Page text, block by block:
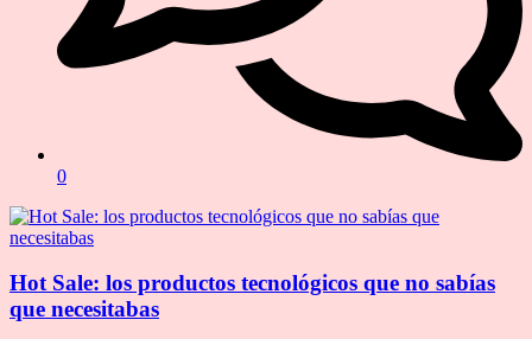
0
Hot Sale: los productos tecnológicos que no sabías
que necesitabas